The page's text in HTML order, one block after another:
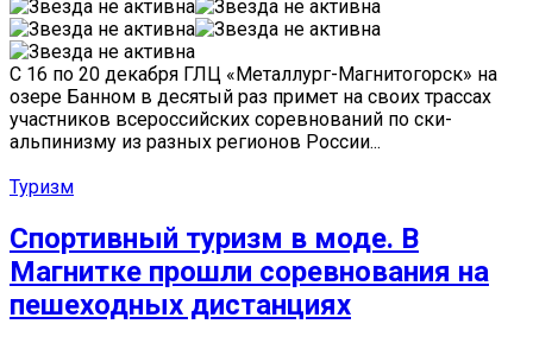
С 16 по 20 декабря ГЛЦ «Металлург-Магнитогорск» на
озере Банном в десятый раз примет на своих трассах
участников всероссийских соревнований по ски-
альпинизму из разных регионов России...
Туризм
Спортивный туризм в моде. В
Магнитке прошли соревнования на
пешеходных дистанциях